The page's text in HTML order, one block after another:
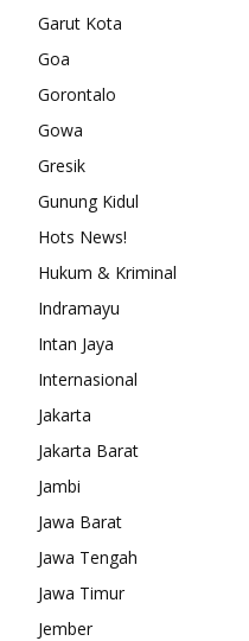
Garut Kota
Goa
Gorontalo
Gowa
Gresik
Gunung Kidul
Hots News!
Hukum & Kriminal
Indramayu
Intan Jaya
Internasional
Jakarta
Jakarta Barat
Jambi
Jawa Barat
Jawa Tengah
Jawa Timur
Jember